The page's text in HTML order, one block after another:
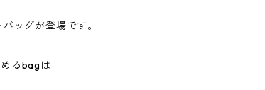
ッグが登場です。
るbagは